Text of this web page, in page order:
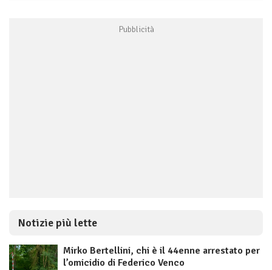
Notizie più lette
Mirko Bertellini, chi è il 44enne arrestato per
l’omicidio di Federico Venco